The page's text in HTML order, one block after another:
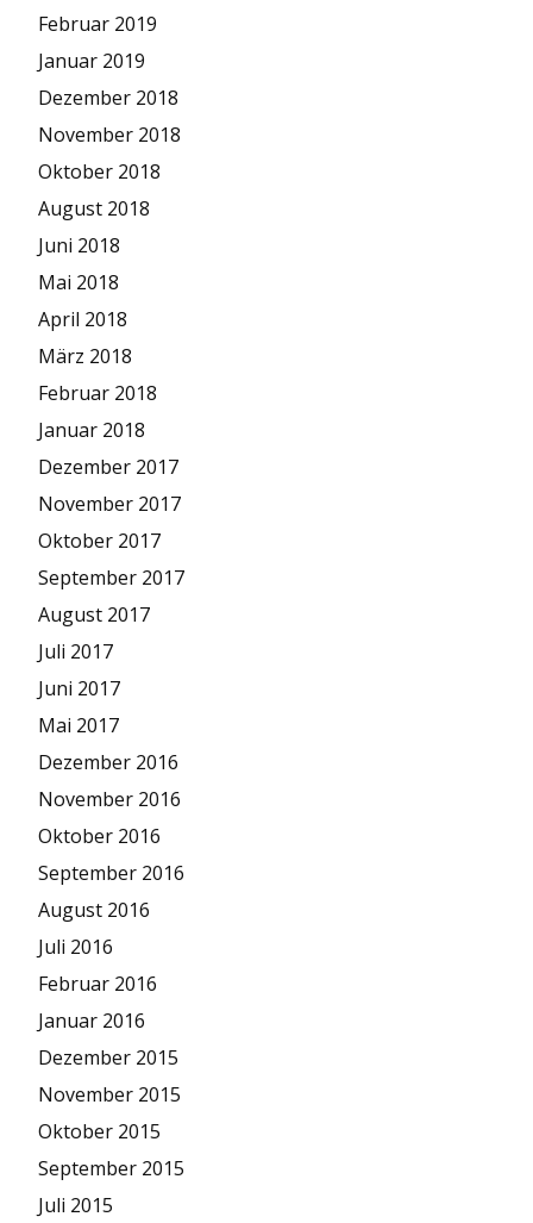
Februar 2019
Januar 2019
Dezember 2018
November 2018
Oktober 2018
August 2018
Juni 2018
Mai 2018
April 2018
März 2018
Februar 2018
Januar 2018
Dezember 2017
November 2017
Oktober 2017
September 2017
August 2017
Juli 2017
Juni 2017
Mai 2017
Dezember 2016
November 2016
Oktober 2016
September 2016
August 2016
Juli 2016
Februar 2016
Januar 2016
Dezember 2015
November 2015
Oktober 2015
September 2015
Juli 2015